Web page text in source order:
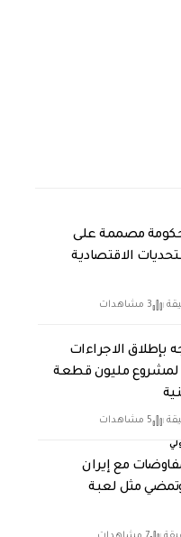
مصممة على
الاقتصادية
3 مشاهدات
بإطلاق الاجراءات
لمشروع مليون قطعة
5 مشاهدات
مع إيران
مثل لعبة